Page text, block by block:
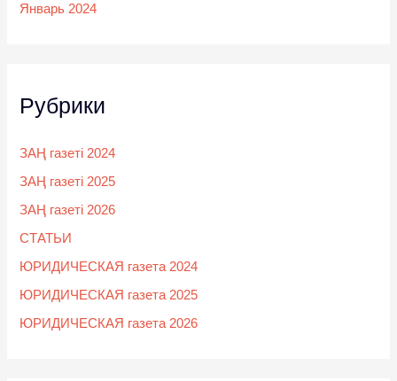
Январь 2024
Рубрики
ЗАҢ газеті 2024
ЗАҢ газеті 2025
ЗАҢ газеті 2026
СТАТЬИ
ЮРИДИЧЕСКАЯ газета 2024
ЮРИДИЧЕСКАЯ газета 2025
ЮРИДИЧЕСКАЯ газета 2026